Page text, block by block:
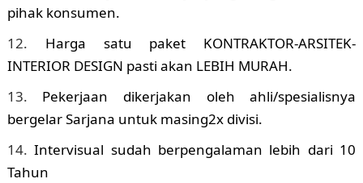
pihak konsumen.
Harga satu paket KONTRAKTOR-ARSITEK-
INTERIOR DESIGN pasti akan LEBIH MURAH.
Pekerjaan dikerjakan oleh ahli/spesialisnya
bergelar Sarjana untuk masing2x divisi.
Intervisual sudah berpengalaman lebih dari 10
Tahun